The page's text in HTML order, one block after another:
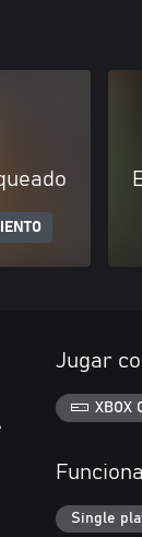
Jugar
XBOX
Single